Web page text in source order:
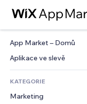
App Market – Domů
Aplikace ve slevě
KATEGORIE
Marketing